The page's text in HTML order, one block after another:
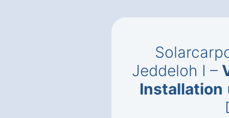
Jeddeloh I –
Installation